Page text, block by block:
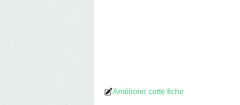
Améliorer cette fiche